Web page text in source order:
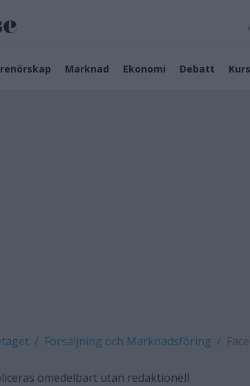
Marknad Ekonomi Debatt
Försäljning och Marknadsföring
omedelbart utan redaktionell